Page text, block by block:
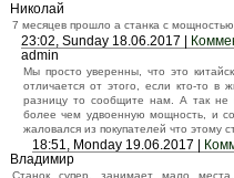
Николай
7 месяцев прошло а станка с
23:02, Sunday 18.06.2017 |
admin
Мы просто уверенны, что это
отличается от этого, если кто-то в
разницу то сообщите нам. А так не
более чем удвоенную мощность, и
жаловался из покупателей что этому
18:51, Monday 19.06.2017 |
Владимир
Станок супер, занимает мало